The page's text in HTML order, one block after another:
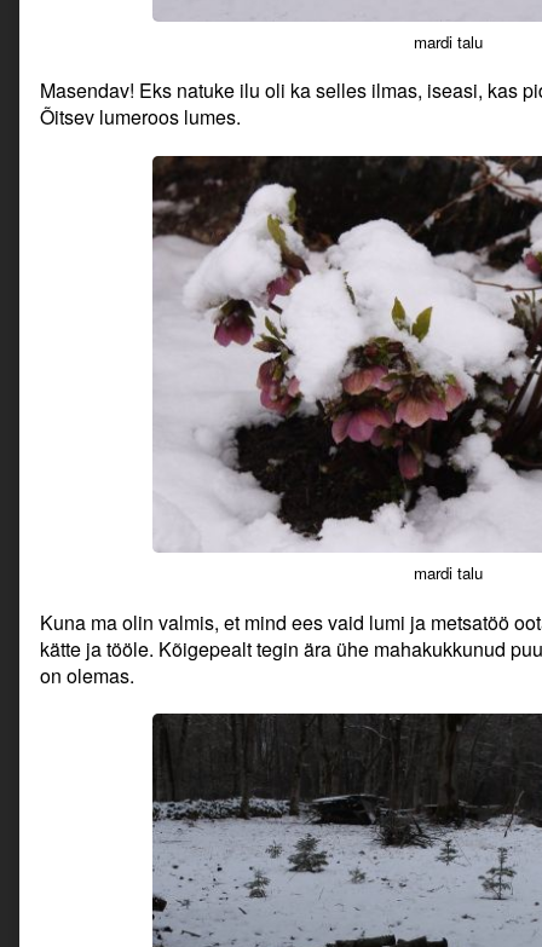
mardi talu
Masendav! Eks natuke ilu oli ka selles ilmas, iseasi, kas
Õitsev lumeroos lumes.
mardi talu
Kuna ma olin valmis, et mind ees vaid lumi ja metsatöö
kätte ja tööle. Kõigepealt tegin ära ühe mahakukkunud
on olemas.